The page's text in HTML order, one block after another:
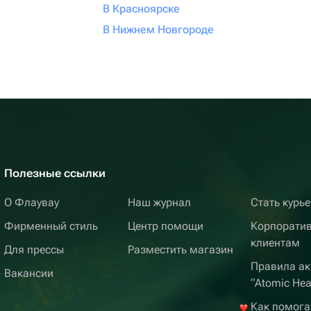
В Красноярске
В Нижнем Новгороде
Полезные ссылки
О Флаувау
Фирменный стиль
Для прессы
Вакансии
Наш журнал
Центр помощи
Разместить магазин
Стать
клиентам
Правила
“Atomic
Как